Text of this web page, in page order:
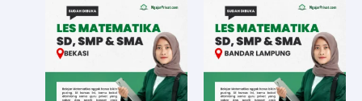
Rp220.000
through
Rp16.800.000
This
has
multiple
variants.
The
This
has
The